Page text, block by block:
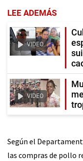
LEE ADEMÁS
VIDEO
VIDEO
Según el
las compras de pollo